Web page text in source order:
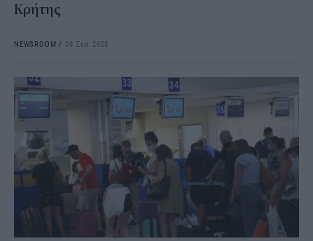
Κρήτης
NEWSROOM / 09 Σεπ 2025